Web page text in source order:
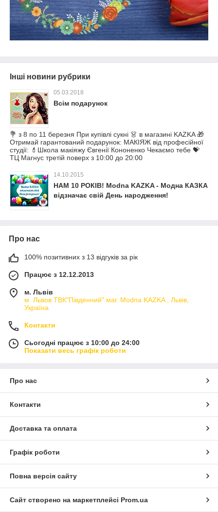
Інші новини рубрики
05.03.2018
Всім подарунок
💐 з 8 по 11 березня При купівлі сукні 👗 в магазині KAZKA 🎁
Отримай гарантований подарунок: МАКІЯЖ від професійної
студії: 💄Школа макіяжу Євгенії Кононенко Чекаємо тебе 💝
ТЦ Магнус третій поверх з 10:00 до 20:00
14.10.2015
НАМ 10 РОКІВ! Modna KAZKA - Модна КАЗКА
відзначає свій День народження!
Про нас
100% позитивних з 13 відгуків за рік
Працює з 12.12.2013
м. Львів
м. Львов ТВК"Південний" маг. Modna KAZKA , Львів,
Україна
Контакти
Сьогодні працює з 10:00 до 24:00
Показати весь графік роботи
Про нас
Контакти
Доставка та оплата
Графік роботи
Повна версія сайту
Сайт створено на маркетплейсі Prom.ua